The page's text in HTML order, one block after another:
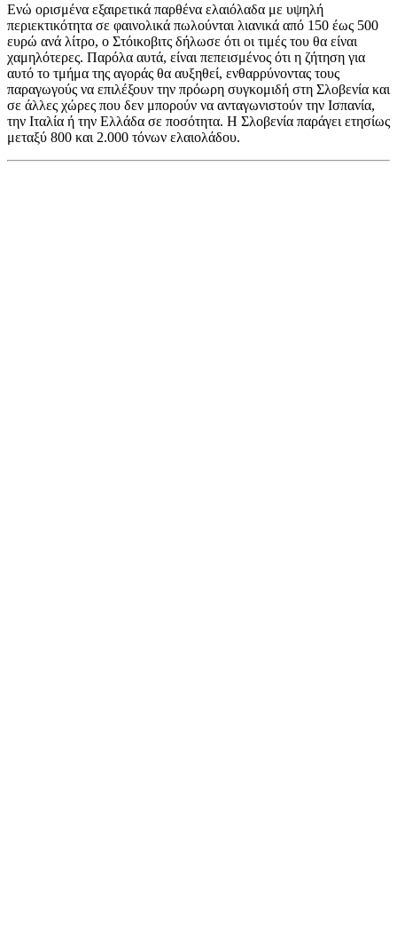
Ενώ ορισμένα εξαιρετικά παρθένα ελαιόλαδα με υψηλή
περιεκτικότητα σε φαινολικά πωλούνται λιανικά από 150 έως 500
ευρώ ανά λίτρο, ο Στόικοβιτς δήλωσε ότι οι τιμές του θα είναι
χαμηλότερες. Παρόλα αυτά, είναι πεπεισμένος ότι η ζήτηση για
αυτό το τμήμα της αγοράς θα αυξηθεί, ενθαρρύνοντας τους
παραγωγούς να επιλέξουν την πρόωρη συγκομιδή στη Σλοβενία και
σε άλλες χώρες που δεν μπορούν να ανταγωνιστούν την Ισπανία,
την Ιταλία ή την Ελλάδα σε ποσότητα. Η Σλοβενία παράγει ετησίως
μεταξύ 800 και 2.000 τόνων ελαιολάδου.